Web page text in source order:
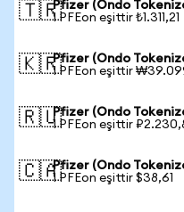
🇹🇷Pfizer (Ondo
1 PFEon eşittir ₺1.311,21
🇰🇷Pfizer (Ondo
1 PFEon eşittir
🇷🇺Pfizer (Ondo
1 PFEon eşittir
🇨🇦Pfizer (Ondo
1 PFEon eşittir $38,61